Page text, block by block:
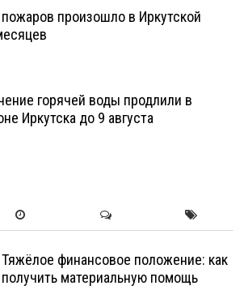
произошло в Иркутской
горячей воды продлили в
Иркутска до 9 августа
Тяжёлое финансовое положение: как
получить материальную помощь